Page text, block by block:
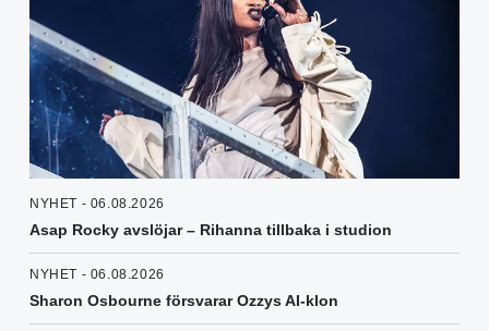
NYHET - 06.08.2026
Asap Rocky avslöjar – Rihanna tillbaka i studion
NYHET - 06.08.2026
Sharon Osbourne försvarar Ozzys AI-klon